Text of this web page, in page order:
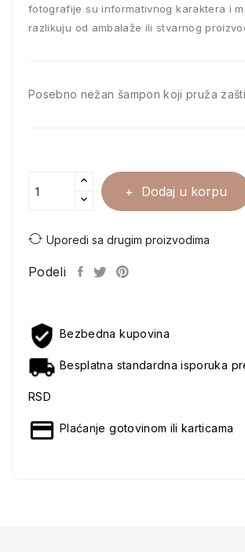
fotografije su informativnog karaktera i
razlikuju od ambalaže ili stvarnog
Posebno nežan šampon koji pruža
Dodaj u korpu
Uporedi sa drugim proizvodima
Podeli
Bezbedna kupovina
Besplatna standardna isporuka
RSD
Plaćanje gotovinom ili karticama